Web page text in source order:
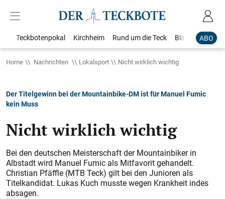
ABO
Teckbotenpokal Kirchheim Rund um die Teck Blaulicht
Home Nachrichten Lokalsport Nicht wirklich wichtig
Der Titelgewinn bei der Mountainbike-DM ist für Manuel Fumic
kein Muss
Nicht wirklich wichtig
Bei den deutschen Meisterschaft der Mountainbiker in
Albstadt wird Manuel Fumic als Mitfavorit gehandelt.
Christian Pfäffle (MTB Teck) gilt bei den Junioren als
Titelkandidat. Lukas Kuch musste wegen Krankheit indes
absagen.